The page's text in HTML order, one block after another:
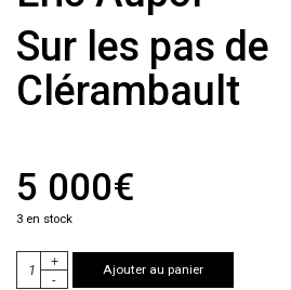
Sur les pas de
Clérambault
5 000€
3 en stock
+
-
Ajouter au panier